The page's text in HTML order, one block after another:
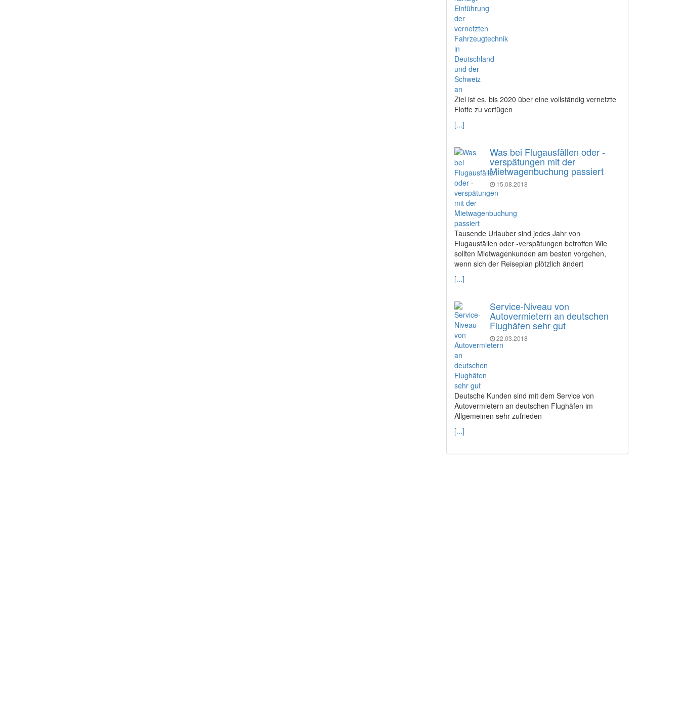
Ziel ist es, bis 2020 über eine vollständig vernetzte
Flotte zu verfügen
[...]
Was bei Flugausfällen oder -
verspätungen mit der
Mietwagenbuchung passiert
15.08.2018
Tausende Urlauber sind jedes Jahr von
Flugausfällen oder -verspätungen betroffen Wie
sollten Mietwagenkunden am besten vorgehen,
wenn sich der Reiseplan plötzlich ändert
[...]
Service-Niveau von
Autovermietern an deutschen
Flughäfen sehr gut
22.03.2018
Deutsche Kunden sind mit dem Service von
Autovermietern an deutschen Flughäfen im
Allgemeinen sehr zufrieden
[...]